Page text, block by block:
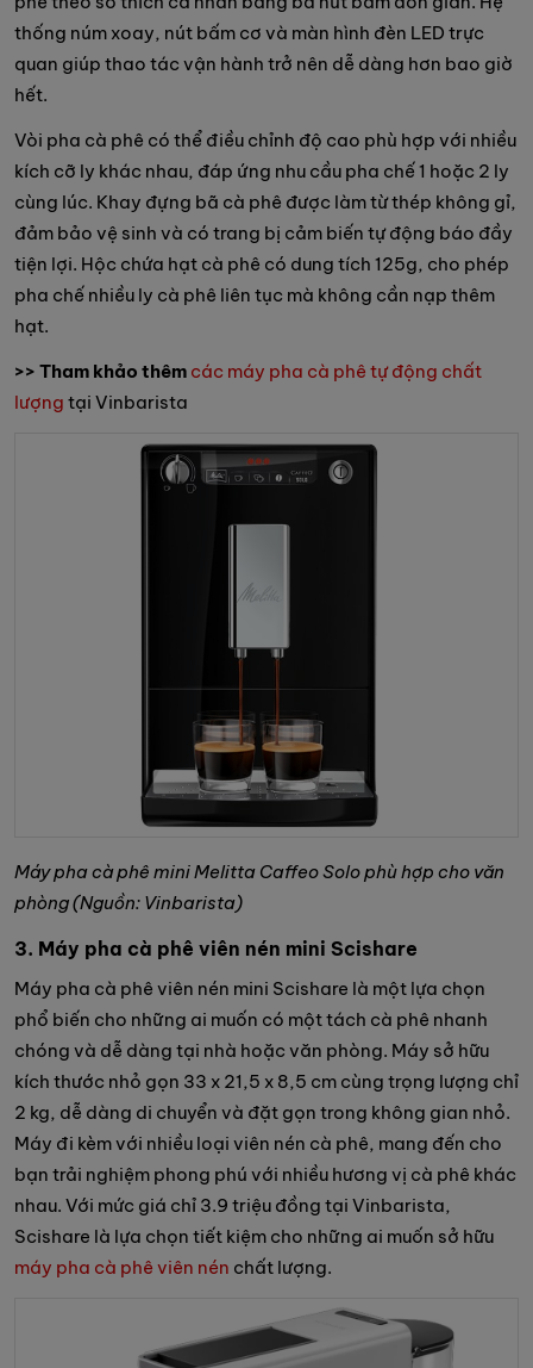
thống núm xoay, nút bấm cơ và màn hình đèn LED trực
quan giúp thao tác vận hành trở nên dễ dàng hơn bao giờ
hết.
Vòi pha cà phê có thể điều chỉnh độ cao phù hợp với nhiều
kích cỡ ly khác nhau, đáp ứng nhu cầu pha chế 1 hoặc 2 ly
cùng lúc. Khay đựng bã cà phê được làm từ thép không gỉ,
đảm bảo vệ sinh và có trang bị cảm biến tự động báo đầy
tiện lợi. Hộc chứa hạt cà phê có dung tích 125g, cho phép
pha chế nhiều ly cà phê liên tục mà không cần nạp thêm
hạt.
>> Tham khảo thêm các máy pha cà phê tự động chất
lượng tại Vinbarista
Máy pha cà phê mini Melitta Caffeo Solo phù hợp cho văn
phòng (Nguồn: Vinbarista)
3. Máy pha cà phê viên nén mini Scishare
Máy pha cà phê viên nén mini Scishare là một lựa chọn
phổ biến cho những ai muốn có một tách cà phê nhanh
chóng và dễ dàng tại nhà hoặc văn phòng. Máy sở hữu
kích thước nhỏ gọn 33 x 21,5 x 8,5 cm cùng trọng lượng chỉ
2 kg, dễ dàng di chuyển và đặt gọn trong không gian nhỏ.
Máy đi kèm với nhiều loại viên nén cà phê, mang đến cho
bạn trải nghiệm phong phú với nhiều hương vị cà phê khác
nhau. Với mức giá chỉ 3.9 triệu đồng tại Vinbarista,
Scishare là lựa chọn tiết kiệm cho những ai muốn sở hữu
máy pha cà phê viên nén chất lượng.